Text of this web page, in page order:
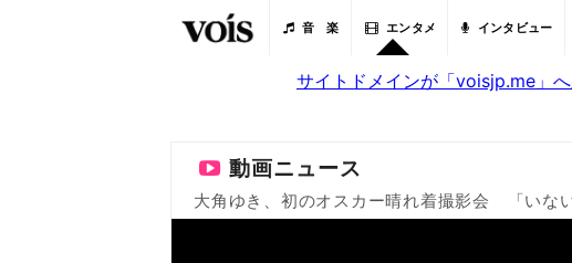
音 楽 エンタメ インタビュー
サイトドメインが「voisjp.me」
動画ニュース
大角ゆき、初のオスカー晴れ着撮影会 「いな